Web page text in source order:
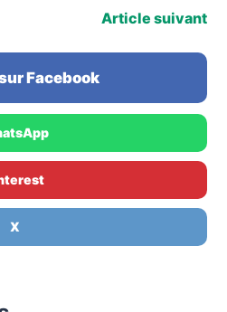
Article suivant
Facebook
X